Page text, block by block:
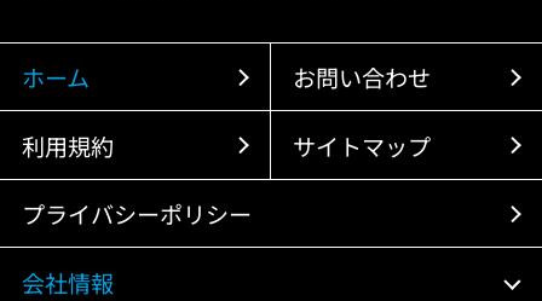
ホーム お問い合わせ
利用規約 サイトマップ
プライバシーポリシー
会社情報